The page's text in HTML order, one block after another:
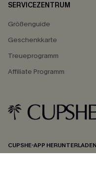
SERVICEZENTRUM
Größenguide
Geschenkkarte
Treueprogramm
Affiliate Programm
CUPSHE-APP HERUNTERLADEN
15%
15% ohne
*Ein Code pro
und